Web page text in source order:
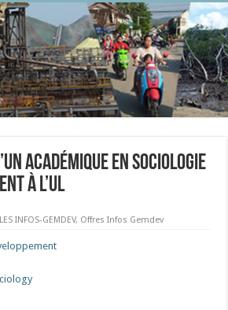
académique en Sociologie
à l’UL
LES INFOS-GEMDEV, Offres Infos Gemdev